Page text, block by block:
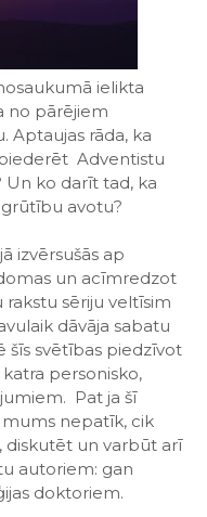
ielikta
no pārējiem
Aptaujas rāda, ka
Adventistu
Un ko darīt tad, ka
avotu?
izvērsušās ap
un acīmredzot
rakstu sēriju veltīsim
dāvāja sabatu
šīs svētības piedzīvot
personisko,
Pat ja šī
nepatīk, cik
diskutēt un varbūt arī
autoriem: gan
doktoriem.